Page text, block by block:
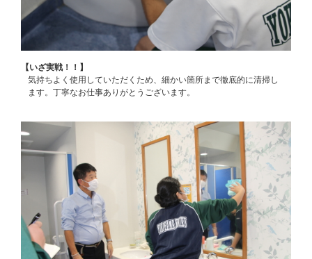
【いざ実戦！！】
気持ちよく使用していただくため、細かい箇所まで徹底的に清掃し
ます。丁寧なお仕事ありがとうございます。